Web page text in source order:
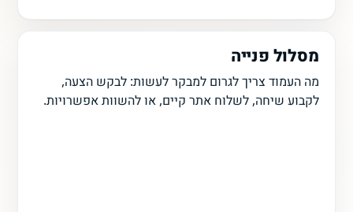
מסלול פנייה
מה העמוד צריך לגרום למבקר לעשות: לבקש הצעה,
לקבוע שיחה, לשלוח אתר קיים, או להשוות אפשרויות.